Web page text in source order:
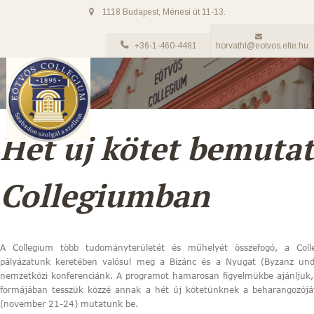
1118 Budapest, Ménesi út 11-13.
+36-1-460-4481 horvathl@eotvos.elte.hu
Hét új kötet
Collegiumban
A Collegium több tudományterületét és műhelyét összefogó, a
pályázatunk keretében valósul meg a Bizánc és a Nyugat (Byzanz
nemzetközi konferenciánk. A programot hamarosan figyelmükbe
formájában tesszük közzé annak a hét új kötetünknek a
(november 21-24) mutatunk be.